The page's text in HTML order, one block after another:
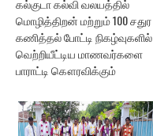
கல்குடா கல்வி வலயத்தில்
மொழித்திறன் மற்றும் 100 சதுர
கணித்தல் போட்டி நிகழ்வுகளில்
வெற்றியீட்டிய மாணவர்களை
பாராட்டி கௌரவிக்கும்